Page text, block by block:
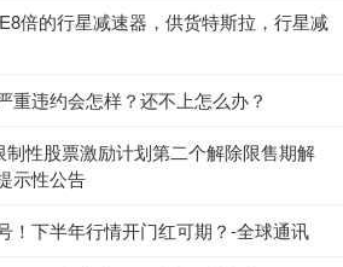
倍的行星减速器，供货特斯拉，行星减
重违约会怎样？还不上怎么办？
性股票激励计划第二个解除限售期解
示性公告
！下半年行情开门红可期？-全球通讯